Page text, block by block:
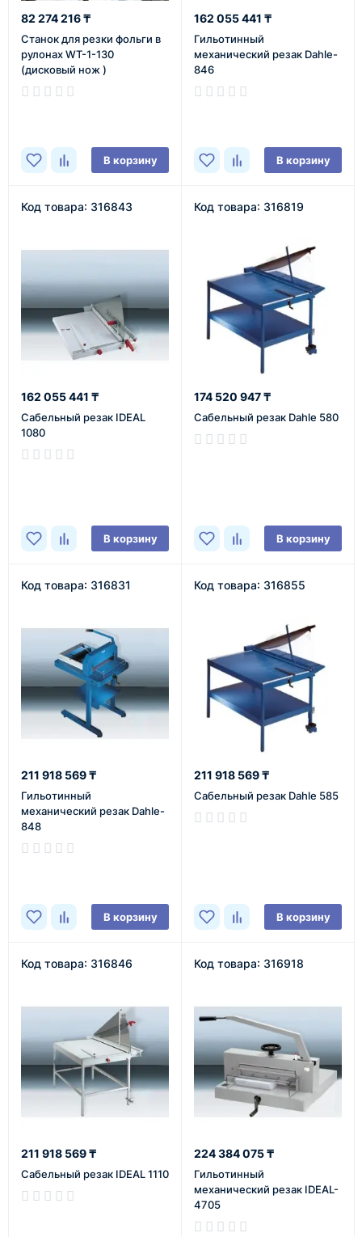
82 274 216 ₸
Станок для резки фольги в
рулонах WT-1-130
(дисковый нож )
В корзину
162 055 441 ₸
Гильотинный
механический резак Dahle-
846
В корзину
Код товара: 316843
162 055 441 ₸
Сабельный резак IDEAL
1080
В корзину
Код товара: 316819
174 520 947 ₸
Сабельный резак Dahle 580
В корзину
Код товара: 316831
211 918 569 ₸
Гильотинный
механический резак Dahle-
848
В корзину
Код товара: 316855
211 918 569 ₸
Сабельный резак Dahle 585
В корзину
Код товара: 316846
211 918 569 ₸
Сабельный резак IDEAL 1110
Код товара: 316918
224 384 075 ₸
Гильотинный
механический резак IDEAL-
4705